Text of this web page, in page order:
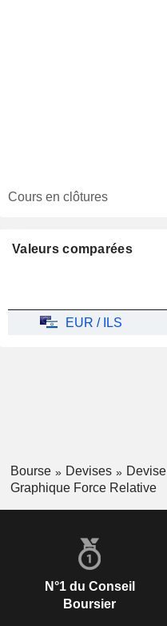
Cours en clôtures
Valeurs comparées
EUR / ILS
Bourse Devises Devise
Graphique Force Relative
N°1 du Conseil
Boursier